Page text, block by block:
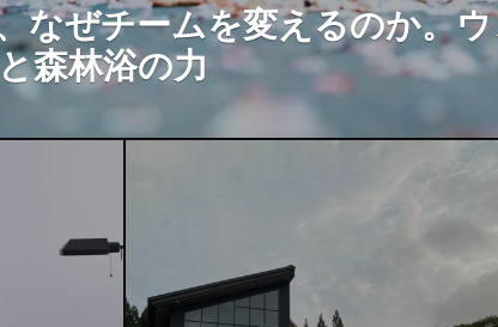
なぜチームを変えるのか。
森林浴の力